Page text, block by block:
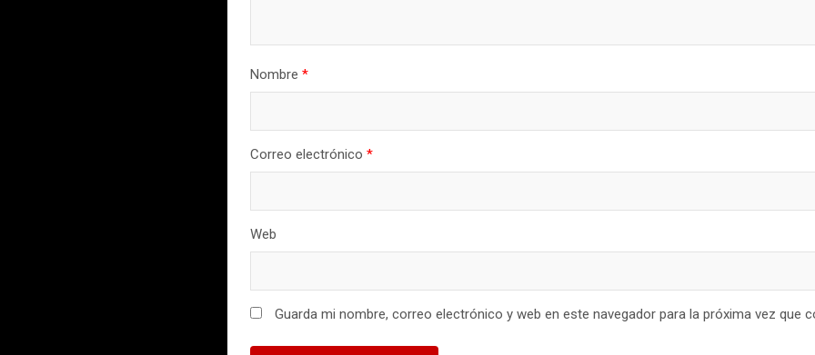
Nombre*
Correo electrónico*
Web
Guarda mi nombre, correo electrónico y web en este navegador para la próxima vez que